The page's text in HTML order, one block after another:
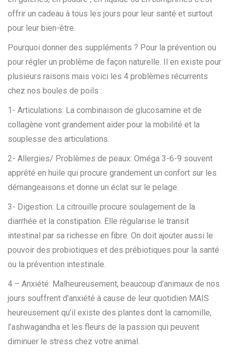
a
n
o
n
b
r
e
2
0
2
5
i
n
offrir un cadeau à tous les jours pour leur santé et surtout
pour leur bien-être.
Pourquoi donner des suppléments ? Pour la prévention ou
pour régler un problème de façon naturelle. Il en existe pour
plusieurs raisons mais voici les 4 problèmes récurrents
chez nos boules de poils :
1- Articulations: La combinaison de glucosamine et de
collagène vont grandement aider pour la mobilité et la
souplesse des articulations.
2- Allergies/ Problèmes de peaux: Oméga 3-6-9 souvent
apprêté en huile qui procure grandement un confort sur les
démangeaisons et donne un éclat sur le pelage.
3- Digestion: La citrouille procure soulagement de la
diarrhée et la constipation. Elle régularise le transit
intestinal par sa richesse en fibre. On doit ajouter aussi le
pouvoir des probiotiques et des prébiotiques pour la santé
ou la prévention intestinale.
4 – Anxiété: Malheureusement, beaucoup d’animaux de nos
jours souffrent d’anxiété à cause de leur quotidien MAIS
heureusement qu’il existe des plantes dont la camomille,
l’ashwagandha et les fleurs de la passion qui peuvent
diminuer le stress chez votre animal.